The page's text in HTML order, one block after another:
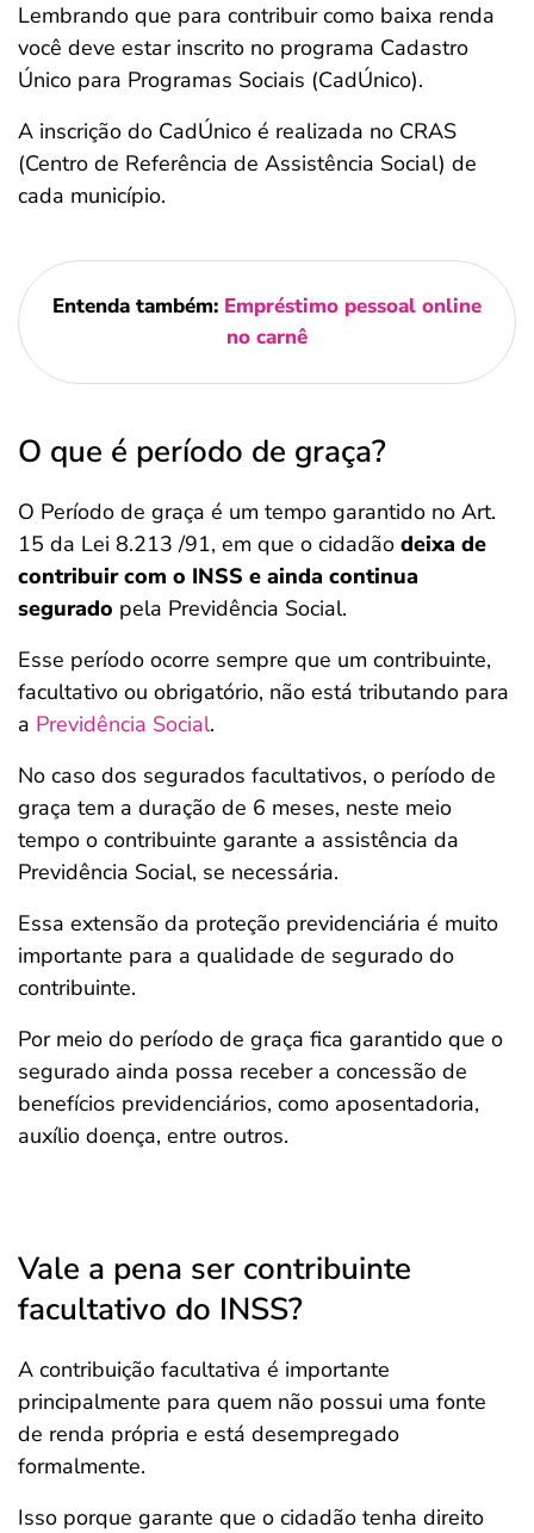
Lembrando que para contribuir como baixa renda
você deve estar inscrito no programa Cadastro
Único para Programas Sociais (CadÚnico).
A inscrição do CadÚnico é realizada no CRAS
(Centro de Referência de Assistência Social) de
cada município.
Entenda também: Empréstimo pessoal online
no carnê
O que é período de graça?
O Período de graça é um tempo garantido no Art.
15 da Lei 8.213 /91, em que o cidadão deixa de
contribuir com o INSS e ainda continua
segurado pela Previdência Social.
Esse período ocorre sempre que um contribuinte,
facultativo ou obrigatório, não está tributando para
a Previdência Social.
No caso dos segurados facultativos, o período de
graça tem a duração de 6 meses, neste meio
tempo o contribuinte garante a assistência da
Previdência Social, se necessária.
Essa extensão da proteção previdenciária é muito
importante para a qualidade de segurado do
contribuinte.
Por meio do período de graça fica garantido que o
segurado ainda possa receber a concessão de
benefícios previdenciários, como aposentadoria,
auxílio doença, entre outros.
Vale a pena ser contribuinte
facultativo do INSS?
A contribuição facultativa é importante
principalmente para quem não possui uma fonte
de renda própria e está desempregado
formalmente.
Isso porque garante que o cidadão tenha direito